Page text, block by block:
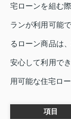
宅ローンを組む
ランが利用可能
るローン商品は
安心して利用で
用可能な住宅ロ
項目